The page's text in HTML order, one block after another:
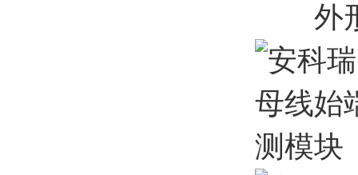
外形